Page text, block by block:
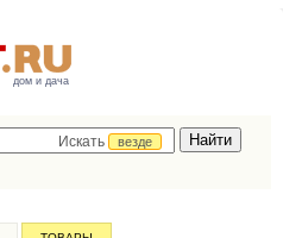
дом и дача
Искать
везде